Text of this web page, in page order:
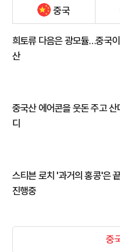
중국
희토류 다음은 광모듈…중국
산
중국산 에어콘을 웃돈 주고 산
디
스티븐 로치 '과거의 홍콩'은
진행중
중